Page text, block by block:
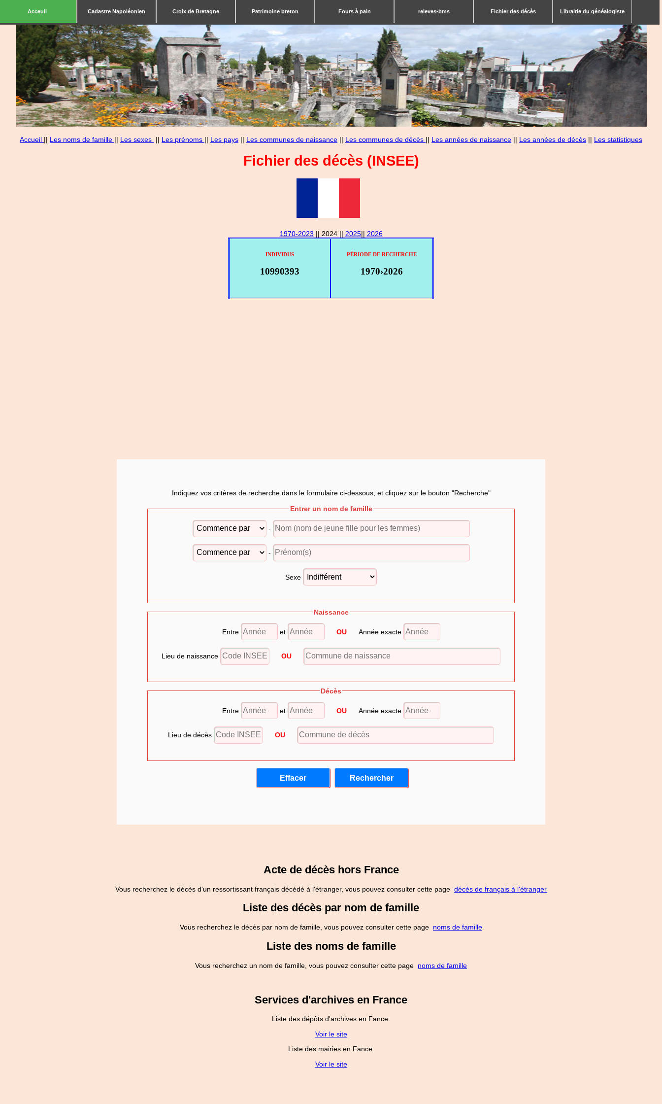
Acceuil Cadastre Napoléonien Croix de Bretagne Patrimoine breton Fours à pain releves-bms Fichier des décès Librairie du généalogiste
Accueil || Les noms de famille || Les sexes || Les prénoms || Les pays || Les communes de naissance || Les communes de décès || Les années de naissance || Les années de décès || Les statistiques
Fichier des décès (INSEE)
1970-2023 || 2024 || 2025|| 2026
INDIVIDUS
10990393
PÉRIODE DE RECHERCHE
1970›2026
Indiquez vos critères de recherche dans le formulaire ci-dessous, et cliquez sur le bouton "Recherche"
Entrer un nom de famille
-
-
Sexe
Naissance
Entre et OU Année exacte
Lieu de naissance OU
Décès
Entre et OU Année exacte
Lieu de décès OU
Acte de décès hors France
Vous recherchez le décès d'un ressortissant français décédé à l'étranger, vous pouvez consulter cette page décès de français à l'étranger
Liste des décès par nom de famille
Vous recherchez le décès par nom de famille, vous pouvez consulter cette page noms de famille
Liste des noms de famille
Vous recherchez un nom de famille, vous pouvez consulter cette page noms de famille
Services d'archives en France
Liste des dépôts d'archives en Fance.
Voir le site
Liste des mairies en Fance.
Voir le site